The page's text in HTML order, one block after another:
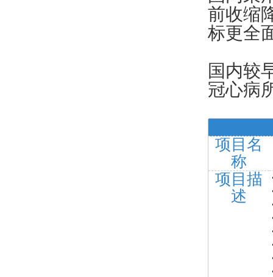
前收缩
标更全
国内较
冠心病
项目名
称
项目描
述